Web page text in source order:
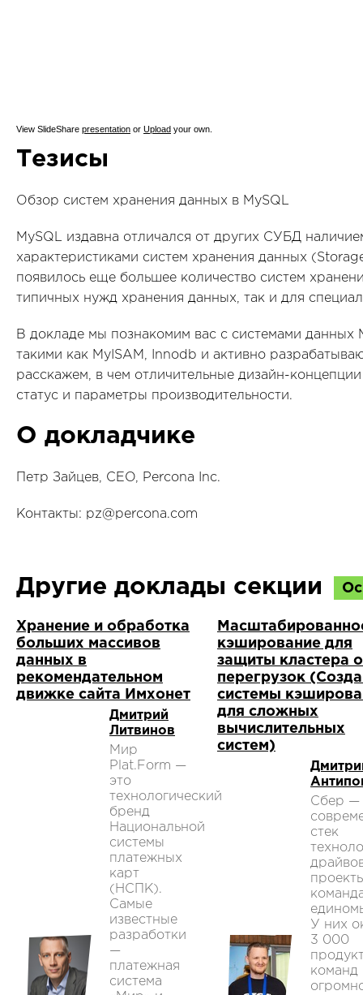
View SlideShare presentation or Upload your own.
Тезисы
Обзор систем хранения данных в MySQL
MySQL издавна отличался от других СУБД
характеристиками систем хранения данных
появилось еще большее количество систем
типичных нужд хранения данных, так и для
В докладе мы познакомим вас с системами данных
такими как MyISAM, Innodb и активно
расскажем, в чем отличительные дизайн-
статус и параметры производительности.
О докладчике
Петр Зайцев, CEO, Percona Inc.
Контакты: pz@percona.com
Другие доклады секции
Хранение и обработка
больших массивов
данных в
рекомендательном
движке сайта Имхонет
Дмитрий
Литвинов
Мир
Plat.Form —
это
технологический
бренд
Национальной
системы
платежных
карт
(НСПК).
Самые
известные
разработки
—
платежная
система
кэширование для
защиты кластера
перегрузок
системы
для сложных
вычислительных
систем)
Сбер —
стек
У них
3 000
команд